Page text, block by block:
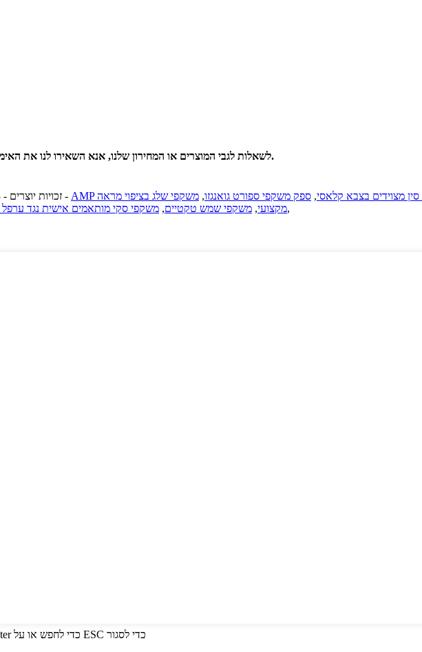
לשאלות לגבי המוצרים או המחירון שלנו, אנא השאירו לנו את האימייל שלכם ואנו ניצור אתכם קשר תוך 24 שעות.
© זכויות יוצרים - 2020-2023 : כל הזכויות שמורות. - מצוידים בצבא קלאסי, ספק משקפי ספורט גואנגזו, משקפי שלג בציפוי מראה
מקצועי, משקפי שמש טקטיים, משקפי סקי מותאמים אישית נגד ערפל ,
לחץ על Enter כדי לחפש או על ESC כדי לסגור